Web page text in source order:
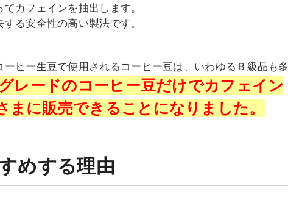
カフェインを抽出します。
る安全性の高い製法です。
ヒー生豆で使用されるコーヒー豆は、いわゆるＢ級品も
レードのコーヒー豆だけでカフェイン
に販売できることになりました。
めする理由